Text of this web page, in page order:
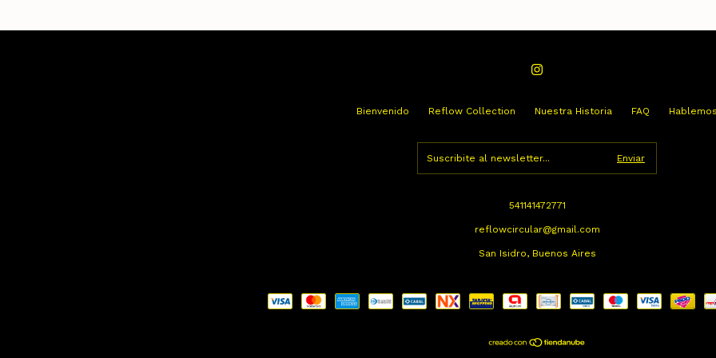
Bienvenido Reflow Collection Nuestra Historia FAQ
541141472771
reflowcircular@gmail.com
San Isidro, Buenos Aires